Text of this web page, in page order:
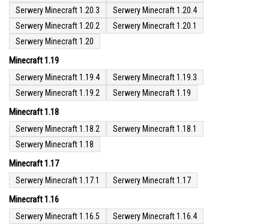
Serwery Minecraft 1.20.3
Serwery Minecraft 1.20.4
Serwery Minecraft 1.20.2
Serwery Minecraft 1.20.1
Serwery Minecraft 1.20
Minecraft 1.19
Serwery Minecraft 1.19.4
Serwery Minecraft 1.19.3
Serwery Minecraft 1.19.2
Serwery Minecraft 1.19
Minecraft 1.18
Serwery Minecraft 1.18.2
Serwery Minecraft 1.18.1
Serwery Minecraft 1.18
Minecraft 1.17
Serwery Minecraft 1.17.1 Serwery Minecraft 1.17
Minecraft 1.16
Serwery Minecraft 1.16.5
Serwery Minecraft 1.16.4